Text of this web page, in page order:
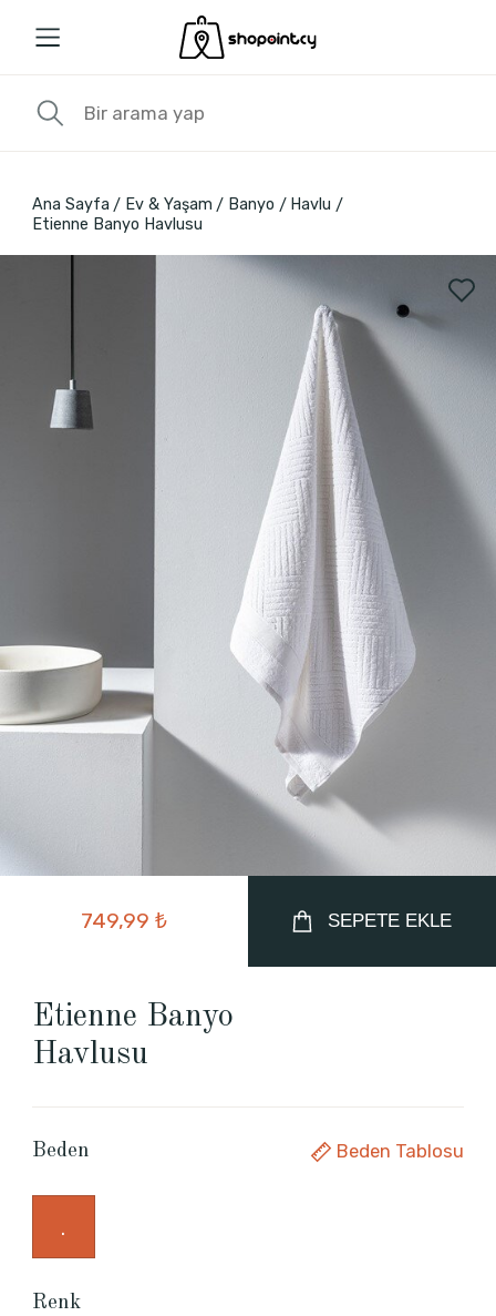
Ana Sayfa Ev & Yaşam Banyo
Havlu
Etienne Banyo Havlusu
749,99 ₺ SEPETE EKLE
Etienne Banyo
Havlusu
Beden Beden Tablosu
.
Renk